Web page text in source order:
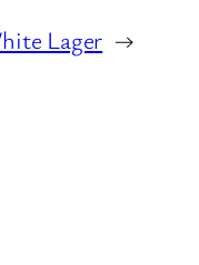
Lager →